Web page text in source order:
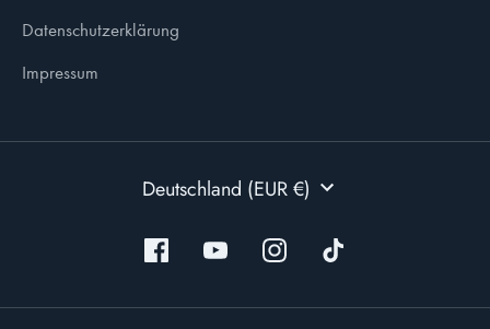
Datenschutzerklärung
Impressum
WÄHRUNGDeutschland (EUR €)